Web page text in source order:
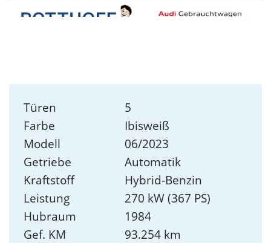
Türen
5
Farbe
Ibisweiß
Modell
06/2023
Getriebe
Automatik
Kraftstoff
Hybrid-Benzin
Leistung
270 kW (367 PS)
Hubraum
1984
Gef. KM
93.254 km